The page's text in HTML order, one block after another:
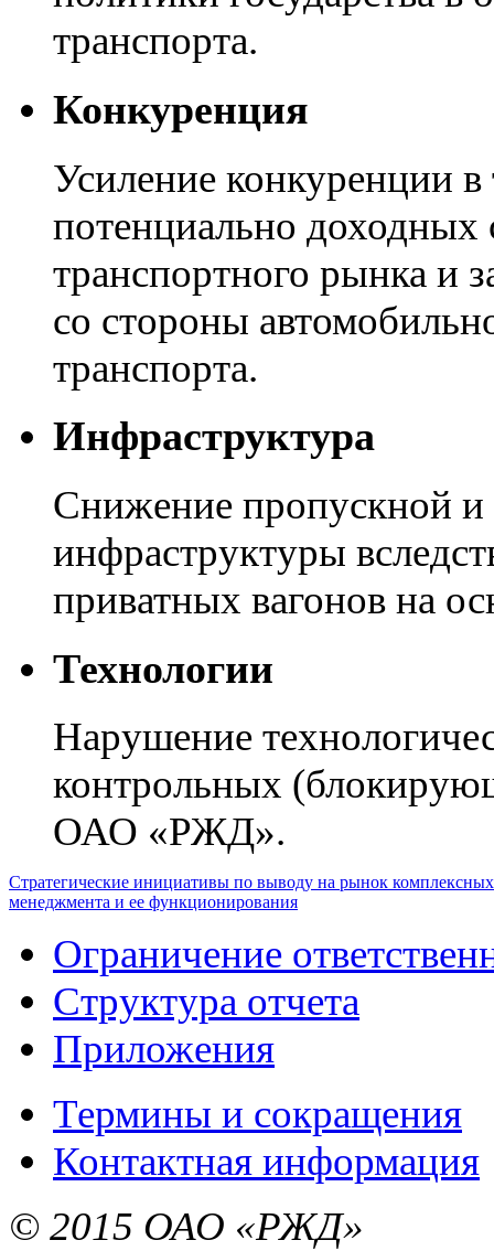
транспорта.
Конкуренция
Усиление конкуренции
потенциально доходных
транспортного рынка и
со стороны
транспорта.
Инфраструктура
Снижение пропускной и
инфраструктуры
приватных вагонов на
Технологии
Нарушение
контрольных
ОАО «РЖД».
Стратегические инициативы по выводу на рынок
менеджмента и ее функционирования
Ограничение
Структура отчета
Приложения
Термины и сокращения
Контактная информация
© 2015 ОАО «РЖД»